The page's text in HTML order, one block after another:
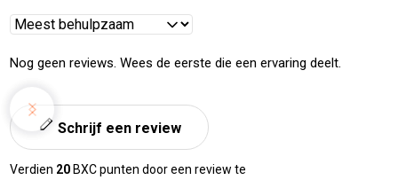
Reviews
Nog geen reviews. Wees de eerste die een ervaring deelt.
Schrijf een review
Verdien 20 BXC punten door een review te